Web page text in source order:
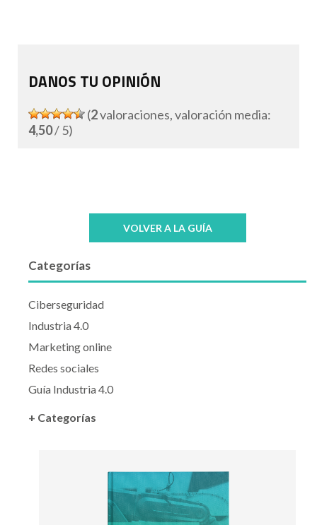
DANOS TU OPINIÓN
(2valoraciones, valoración media:
4,50/ 5)
VOLVER A LA GUÍA
Categorías
Ciberseguridad
Industria 4.0
Marketing online
Redes sociales
Guía Industria 4.0
+ Categorías